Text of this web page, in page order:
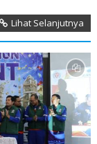
Lihat Selanjutnya